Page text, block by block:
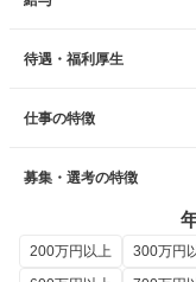
待遇・福利厚生
仕事の特徴
募集・選考の特徴
200万円以上 300万円